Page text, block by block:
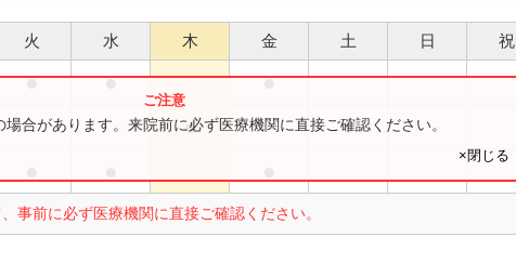
火 水 木 金 土 日 祝
● ● ●
● ●
事前に必ず医療機関に直接ご確認ください。
合があります。来院前に必ず医療機関に直接ご確認ください。
×閉じる